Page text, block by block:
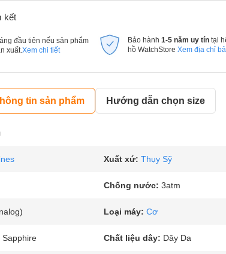
kết
đầu tiên nếu sản phẩm
xuất. Xem chi tiết
Bảo hành 1-5 năm uy tín tại
hồ WatchStore Xem địa chỉ
tin sản phẩm Hướng dẫn chọn size
Xuất xứ: Thụy Sỹ
Chống nước: 3atm
Loại máy: Cơ
Sapphire Chất liệu dây: Dây Da